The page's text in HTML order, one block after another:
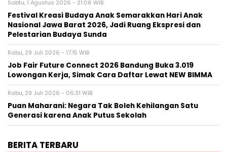
Sabtu, 1 Agustus 2026 - 21:06 WIB
Festival Kreasi Budaya Anak Semarakkan Hari Anak
Nasional Jawa Barat 2026, Jadi Ruang Ekspresi dan
Pelestarian Budaya Sunda
Rabu, 29 Juli 2026 - 17:15 WIB
Job Fair Future Connect 2026 Bandung Buka 3.019
Lowongan Kerja, Simak Cara Daftar Lewat NEW BIMMA
Rabu, 29 Juli 2026 - 06:31 WIB
Puan Maharani: Negara Tak Boleh Kehilangan Satu
Generasi karena Anak Putus Sekolah
BERITA TERBARU